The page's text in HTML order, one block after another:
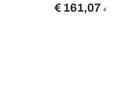
€ 161,07 €